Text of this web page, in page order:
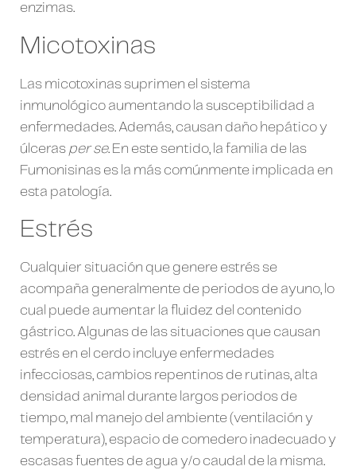
enzimas.
Micotoxinas
Las micotoxinas suprimen el sistema
inmunológico aumentando la susceptibilidad a
enfermedades. Además, causan daño hepático y
úlceras per se. En este sentido, la familia de las
Fumonisinas es la más comúnmente implicada en
esta patología.
Estrés
Cualquier situación que genere estrés se
acompaña generalmente de periodos de ayuno, lo
cual puede aumentar la fluidez del contenido
gástrico. Algunas de las situaciones que causan
estrés en el cerdo incluye enfermedades
infecciosas, cambios repentinos de rutinas, alta
densidad animal durante largos periodos de
tiempo, mal manejo del ambiente (ventilación y
temperatura), espacio de comedero inadecuado y
escasas fuentes de agua y/o caudal de la misma.